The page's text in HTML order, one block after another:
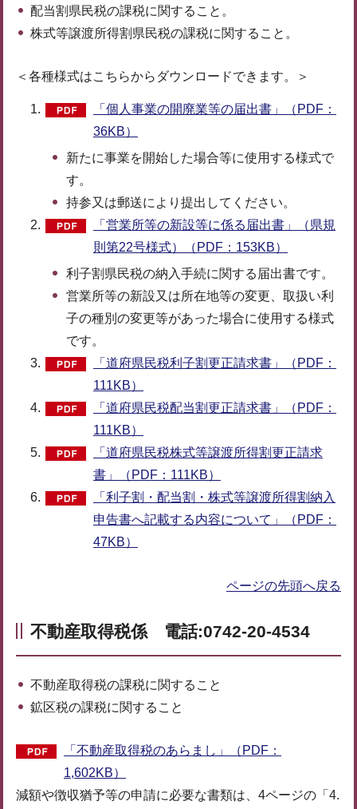
配当割県民税の課税に関すること。
株式等譲渡所得割県民税の課税に関すること。
＜各種様式はこちらからダウンロードできます。＞
「個人事業の開廃業等の届出書」（PDF：
36KB）
新たに事業を開始した場合等に使用する様式で
す。
持参又は郵送により提出してください。
「営業所等の新設等に係る届出書」（県規
則第22号様式）（PDF：153KB）
利子割県民税の納入手続に関する届出書です。
営業所等の新設又は所在地等の変更、取扱い利
子の種別の変更等があった場合に使用する様式
です。
「道府県民税利子割更正請求書」（PDF：
111KB）
「道府県民税配当割更正請求書」（PDF：
111KB）
「道府県民税株式等譲渡所得割更正請求
書」（PDF：111KB）
「利子割・配当割・株式等譲渡所得割納入
申告書へ記載する内容について」（PDF：
47KB）
ページの先頭へ戻る
不動産取得税係 電話:0742-20-4534
不動産取得税の課税に関すること
鉱区税の課税に関すること
「不動産取得税のあらまし」（PDF：
1,602KB）
減額や徴収猶予等の申請に必要な書類は、4ページの「4.